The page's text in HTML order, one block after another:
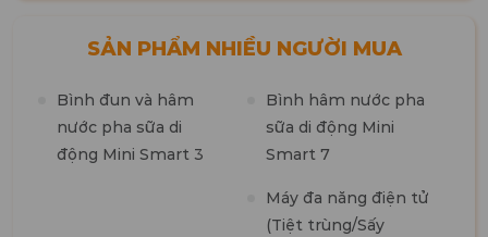
SẢN PHẨM NHIỀU NGƯỜI MUA
Bình đun và hâm
nước pha sữa di
động Mini Smart 3
Bình hâm nước pha
sữa di động Mini
Smart 7
Máy đa năng điện tử
(Tiệt trùng/Sấy